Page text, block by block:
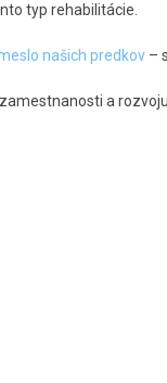
typ rehabilitácie.
našich predkov –
a